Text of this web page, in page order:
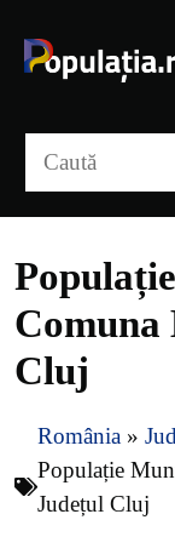
conținut
Comuna
Cluj
România »
Populație
Județul Cluj